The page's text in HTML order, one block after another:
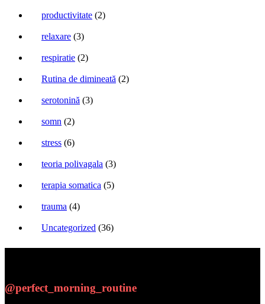
productivitate (2)
relaxare (3)
respiratie (2)
Rutina de dimineată (2)
serotonină (3)
somn (2)
stress (6)
teoria polivagala (3)
terapia somatica (5)
trauma (4)
Uncategorized (36)
@perfect_morning_routine